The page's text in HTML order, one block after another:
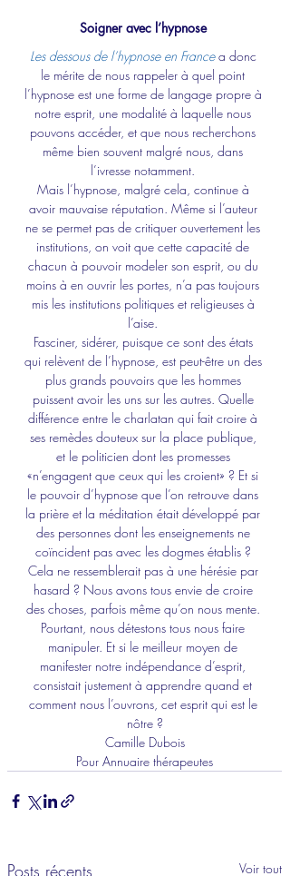
Soigner avec l’hypnose
Les dessous de l’hypnose en France a donc
le mérite de nous rappeler à quel point
l’hypnose est une forme de langage propre à
notre esprit, une modalité à laquelle nous
pouvons accéder, et que nous recherchons
même bien souvent malgré nous, dans
l’ivresse notamment.
Mais l’hypnose, malgré cela, continue à
avoir mauvaise réputation. Même si l’auteur
ne se permet pas de critiquer ouvertement les
institutions, on voit que cette capacité de
chacun à pouvoir modeler son esprit, ou du
moins à en ouvrir les portes, n’a pas toujours
mis les institutions politiques et religieuses à
l’aise.
Fasciner, sidérer, puisque ce sont des états
qui relèvent de l’hypnose, est peut-être un des
plus grands pouvoirs que les hommes
puissent avoir les uns sur les autres. Quelle
différence entre le charlatan qui fait croire à
ses remèdes douteux sur la place publique,
et le politicien dont les promesses
«n’engagent que ceux qui les croient» ? Et si
le pouvoir d’hypnose que l’on retrouve dans
la prière et la méditation était développé par
des personnes dont les enseignements ne
coïncident pas avec les dogmes établis ?
Cela ne ressemblerait pas à une hérésie par
hasard ? Nous avons tous envie de croire
des choses, parfois même qu’on nous mente.
Pourtant, nous détestons tous nous faire
manipuler. Et si le meilleur moyen de
manifester notre indépendance d’esprit,
consistait justement à apprendre quand et
comment nous l’ouvrons, cet esprit qui est le
nôtre ?
Camille Dubois
Pour Annuaire thérapeutes
Posts récents Voir tout